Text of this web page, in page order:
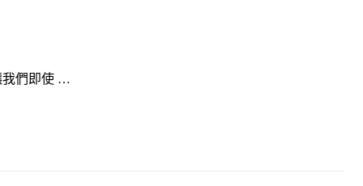
我們即使 …